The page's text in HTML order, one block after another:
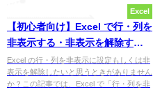
Excel
【初心者向け】Excel で行・列を
非表示する・非表示を解除する
方法
Excel の行・列を非表示に設定もしくは非
表示を解除したいと思うときがありません
か？この記事では、Excel で「行・列を非